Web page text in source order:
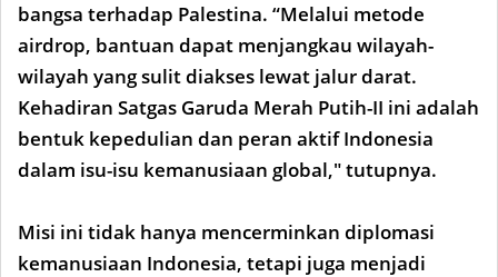
bangsa terhadap Palestina. “Melalui metode
airdrop, bantuan dapat menjangkau wilayah-
wilayah yang sulit diakses lewat jalur darat.
Kehadiran Satgas Garuda Merah Putih-II ini adalah
bentuk kepedulian dan peran aktif Indonesia
dalam isu-isu kemanusiaan global," tutupnya.
Misi ini tidak hanya mencerminkan diplomasi
kemanusiaan Indonesia, tetapi juga menjadi